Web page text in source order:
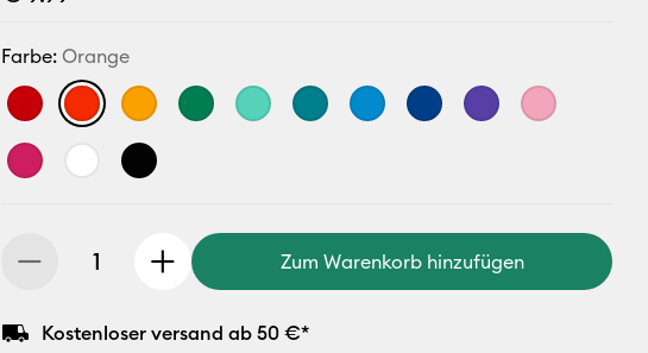
Farbe:Orange
Zum Warenkorb hinzufügen
Kostenloser versand ab 50 €*